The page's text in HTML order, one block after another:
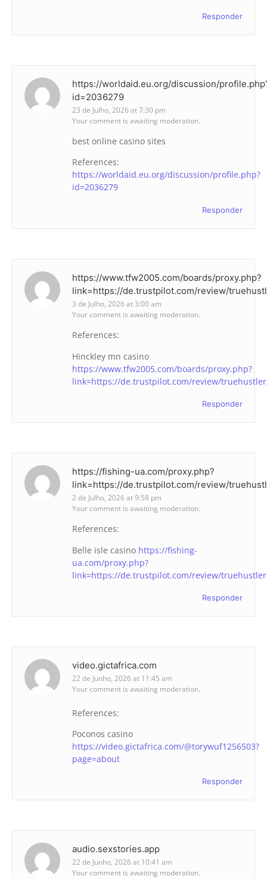
Responder
https://worldaid.eu.org/discussion/
id=2036279
23 de Julho, 2026 at 7:30 pm
Your comment is awaiting moderation.
best online casino sites
References:
https://worldaid.eu.org/discussion/profile.php?
id=2036279
Responder
https://www.tfw2005.com/boards/proxy.php?
link=https://de.trustpilot.com/review/
3 de Julho, 2026 at 3:00 am
Your comment is awaiting moderation.
References:
Hinckley mn casino
https://www.tfw2005.com/boards/proxy.php?
link=https://de.trustpilot.com/review/
Responder
https://fishing-ua.com/proxy.php?
link=https://de.trustpilot.com/review/
2 de Julho, 2026 at 9:58 pm
Your comment is awaiting moderation.
References:
Belle isle casino https://fishing-
ua.com/proxy.php?
link=https://de.trustpilot.com/review/
Responder
video.gictafrica.com
22 de Junho, 2026 at 11:45 am
Your comment is awaiting moderation.
References:
Poconos casino
https://video.gictafrica.com/@torywuf1256503?
page=about
Responder
audio.sexstories.app
22 de Junho, 2026 at 10:41 am
Your comment is awaiting moderation.